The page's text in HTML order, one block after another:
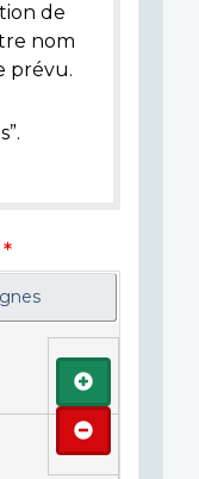
de
nom
prévu.
Ajouter
Retirer